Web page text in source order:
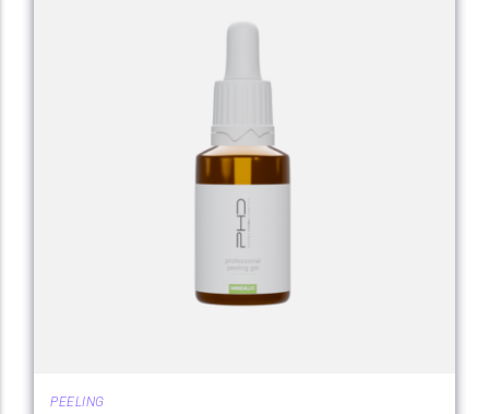
PEELING